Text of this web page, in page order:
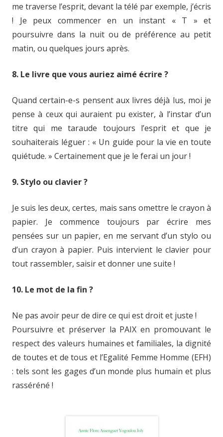
me traverse l’esprit, devant la télé par exemple, j’écris
! Je peux commencer en un instant « T » et
poursuivre dans la nuit ou de préférence au petit
matin, ou quelques jours après.
8. Le livre que vous auriez aimé écrire ?
Quand certain-e-s pensent aux livres déjà lus, moi je
pense à ceux qui auraient pu exister, à l’instar d’un
titre qui me taraude toujours l’esprit et que je
souhaiterais léguer : « Un guide pour la vie en toute
quiétude. » Certainement que je le ferai un jour !
9. Stylo ou clavier ?
Je suis les deux, certes, mais sans omettre le crayon à
papier. Je commence toujours par écrire mes
pensées sur un papier, en me servant d’un stylo ou
d’un crayon à papier. Puis intervient le clavier pour
tout rassembler, saisir et donner une suite !
10. Le mot de la fin ?
Ne pas avoir peur de dire ce qui est droit et juste !
Poursuivre et préserver la PAIX en promouvant le
respect des valeurs humaines et familiales, la dignité
de toutes et de tous et l’Egalité Femme Homme (EFH)
: tels sont les gages d’un monde plus humain et plus
rasséréné !